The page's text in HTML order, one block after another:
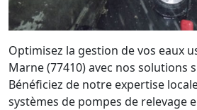
Optimisez la gestion de vos eaux
Marne (77410) avec nos solutions
Bénéficiez de notre expertise
systèmes de pompes de relevage